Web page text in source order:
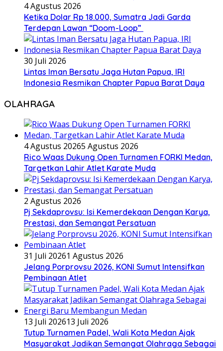
4 Agustus 2026
Ketika Dolar Rp 18.000, Sumatra Jadi Garda
Terdepan Lawan “Doom-Loop”
30 Juli 2026
Lintas Iman Bersatu Jaga Hutan Papua, IRI
Indonesia Resmikan Chapter Papua Barat Daya
OLAHRAGA
4 Agustus 20265 Agustus 2026
Rico Waas Dukung Open Turnamen FORKI Medan,
Targetkan Lahir Atlet Karate Muda
2 Agustus 2026
Pj Sekdaprovsu: Isi Kemerdekaan Dengan Karya,
Prestasi, dan Semangat Persatuan
31 Juli 20261 Agustus 2026
Jelang Porprovsu 2026, KONI Sumut Intensifkan
Pembinaan Atlet
13 Juli 202613 Juli 2026
Tutup Turnamen Padel, Wali Kota Medan Ajak
Masyarakat Jadikan Semangat Olahraga Sebagai